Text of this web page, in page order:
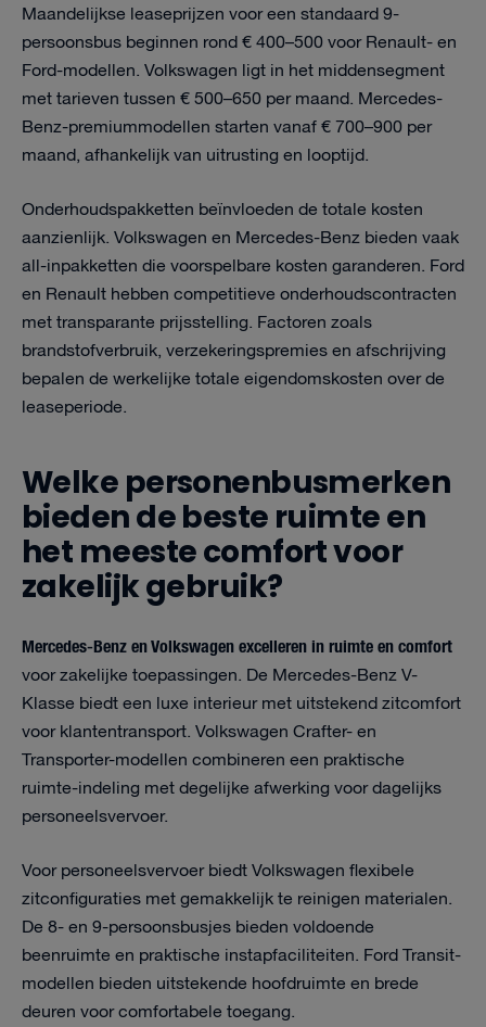
Maandelijkse leaseprijzen voor een standaard 9-
persoonsbus beginnen rond € 400–500 voor Renault- en
Ford-modellen. Volkswagen ligt in het middensegment
met tarieven tussen € 500–650 per maand. Mercedes-
Benz-premium­modellen starten vanaf € 700–900 per
maand, afhankelijk van uitrusting en looptijd.
Onderhoudspakketten beïnvloeden de totale kosten
aanzienlijk. Volkswagen en Mercedes-Benz bieden vaak
all-inpakketten die voorspelbare kosten garanderen. Ford
en Renault hebben competitieve onderhoudscontracten
met transparante prijsstelling. Factoren zoals
brandstofverbruik, verzekeringspremies en afschrijving
bepalen de werkelijke totale eigendomskosten over de
leaseperiode.
Welke personenbusmerken
bieden de beste ruimte en
het meeste comfort voor
zakelijk gebruik?
Mercedes-Benz en Volkswagen excelleren in ruimte en comfort
voor zakelijke toepassingen. De Mercedes-Benz V-
Klasse biedt een luxe interieur met uitstekend zitcomfort
voor klantentransport. Volkswagen Crafter- en
Transporter-modellen combineren een praktische
ruimte-indeling met degelijke afwerking voor dagelijks
personeelsvervoer.
Voor personeelsvervoer biedt Volkswagen flexibele
zitconfiguraties met gemakkelijk te reinigen materialen.
De 8- en 9-persoonsbusjes bieden voldoende
beenruimte en praktische instapfaciliteiten. Ford Transit-
modellen bieden uitstekende hoofdruimte en brede
deuren voor comfortabele toegang.